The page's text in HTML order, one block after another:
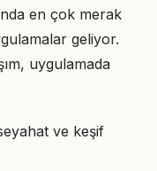
en çok merak
geliyor.
uygulamada
ve keşif